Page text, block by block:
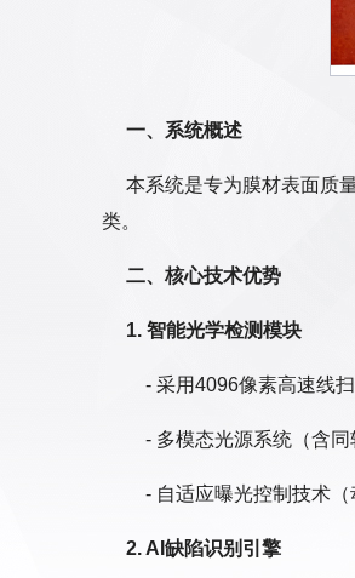
一、系统概述
本系统是专为膜材表面质
类。
二、核心技术优势
1. 智能光学检测模块
- 采用4096像素高速线
- 多模态光源系统（含同
- 自适应曝光控制技术（
2. AI缺陷识别引擎